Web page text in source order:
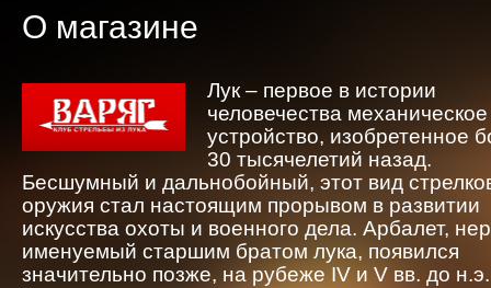
О магазине
Лук – первое в истории
человечества механическое
устройство, изобретенное
30 тысячелетий назад.
Бесшумный и дальнобойный, этот вид
оружия стал настоящим прорывом в развитии
искусства охоты и военного дела. Арбалет,
именуемый старшим братом лука, появился
значительно позже, на рубеже IV и V вв. до